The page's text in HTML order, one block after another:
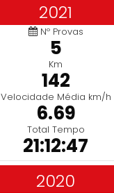
2021
Nº Provas
5
Km
142
Velocidade Média km/h
6.69
Total Tempo
21:12:47
2020